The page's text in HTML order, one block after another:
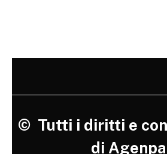
© Tutti i diritti e
di